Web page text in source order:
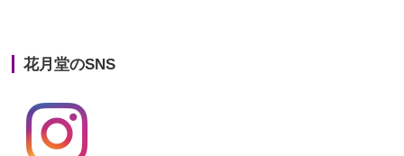
第20回人形供養祭
第19回人形供養祭
第18回人形供養祭
花月堂のSNS